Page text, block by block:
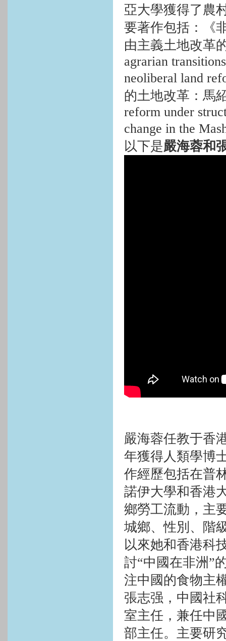
亞大學獲得了農
要著作包括：《
由主義土地改革
agrarian
neoliberal land
的土地改革：馬
reform under
change in the
以下是嚴海蓉和
嚴海蓉任教于香
年獲得人類學博
作經歷包括在普
諾伊大學和香港
鄉勞工流動，主
城鄉、性別、階
以來她和香港科
討“中國在非洲”
注中國的食物主
張志强，中國社
室主任，兼任中
部主任。主要研